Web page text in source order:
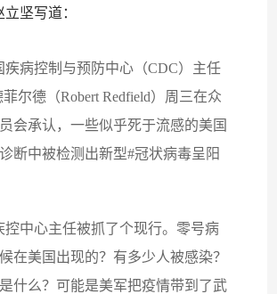
坚写道：
疾病控制与预防中心（CDC）主任
菲尔德（Robert Redfield）周三在众
会承认，一些似乎死于流感的美国
断中被检测出新型#冠状病毒呈阳
控中心主任被抓了个现行。零号病
在美国出现的？有多少人被感染？
什么？可能是美军把疫情带到了武